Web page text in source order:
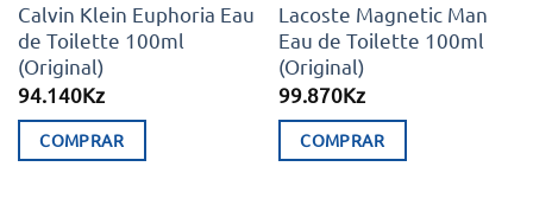
Calvin Klein Euphoria Eau
de Toilette 100ml
(Original)
94.140Kz
COMPRAR
Lacoste Magnetic Man
Eau de Toilette 100ml
(Original)
99.870Kz
COMPRAR